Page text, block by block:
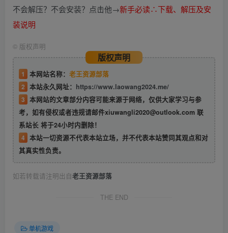
不会解压？不会安装？点击他→新手必读∴下载、解压及安
装说明
© 版权声明
版权声明
1 本网站名称： 老王资源部落
2 本站永久网址： https://www.laowang2024.me/
3 本网站的文章部分内容可能来源于网络，仅供大家学习与参
考，如有侵权或者违规请邮件xiuwangli2020@outlook.com 联
系站长 将于24小时内删除！
4 本站一切资源不代表本站立场，并不代表本站赞同其观点和对
其真实性负责。
如若转载请注明出自老王资源部落
THE END
单机游戏